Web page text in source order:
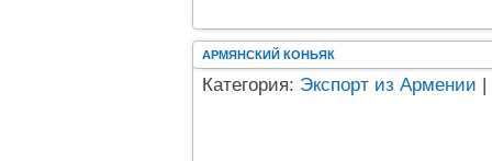
АРМЯНСКИЙ КОНЬЯК
Категория: Экспорт из Армении |